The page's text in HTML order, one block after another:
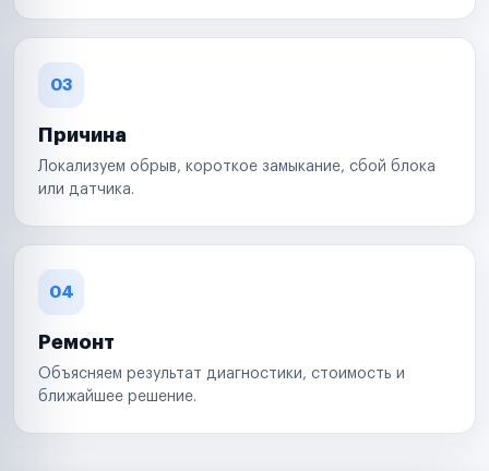
03
Причина
Локализуем обрыв, короткое замыкание, сбой блока
или датчика.
04
Ремонт
Объясняем результат диагностики, стоимость и
ближайшее решение.